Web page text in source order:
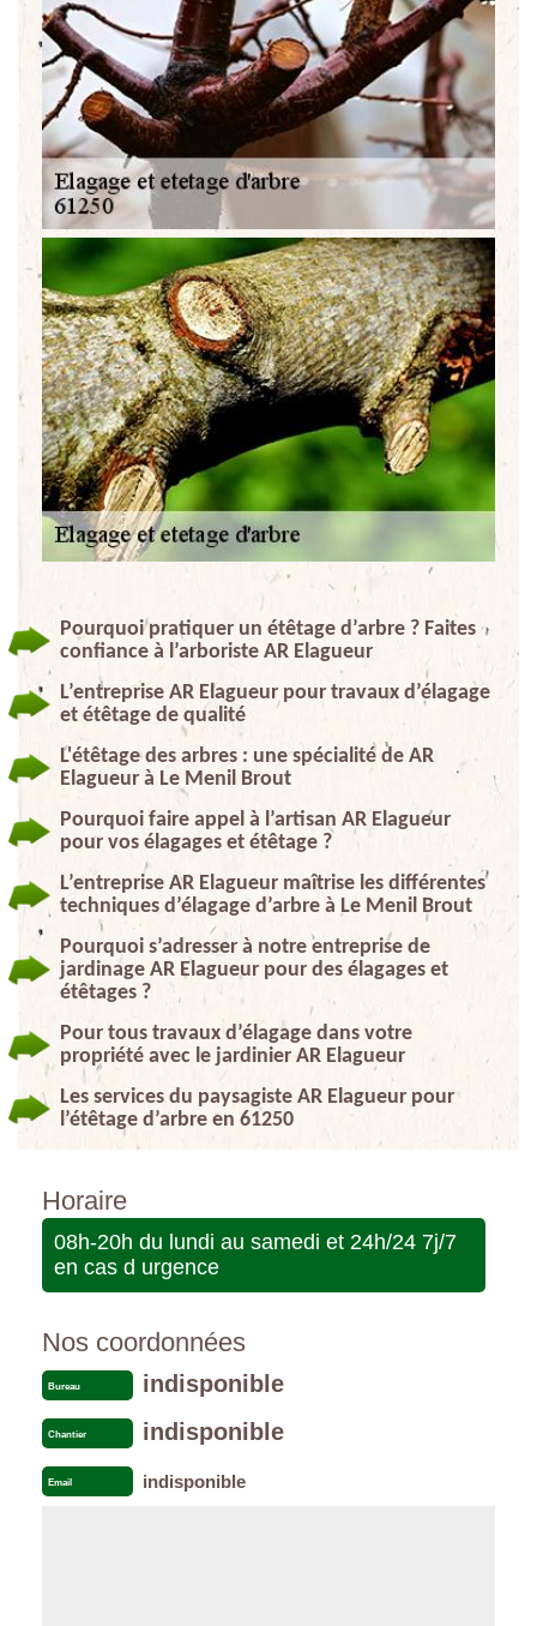
Pourquoi pratiquer un étêtage d’arbre ? Faites
confiance à l’arboriste AR Elagueur
L’entreprise AR Elagueur pour travaux d’élagage
et étêtage de qualité
L'étêtage des arbres : une spécialité de AR
Elagueur à Le Menil Brout
Pourquoi faire appel à l’artisan AR Elagueur
pour vos élagages et étêtage ?
L’entreprise AR Elagueur maîtrise les différentes
techniques d’élagage d’arbre à Le Menil Brout
Pourquoi s’adresser à notre entreprise de
jardinage AR Elagueur pour des élagages et
étêtages ?
Pour tous travaux d’élagage dans votre
propriété avec le jardinier AR Elagueur
Les services du paysagiste AR Elagueur pour
l’étêtage d’arbre en 61250
Horaire
08h-20h du lundi au samedi et 24h/24 7j/7
en cas d urgence
Nos coordonnées
Bureau indisponible
Chantier indisponible
Email indisponible